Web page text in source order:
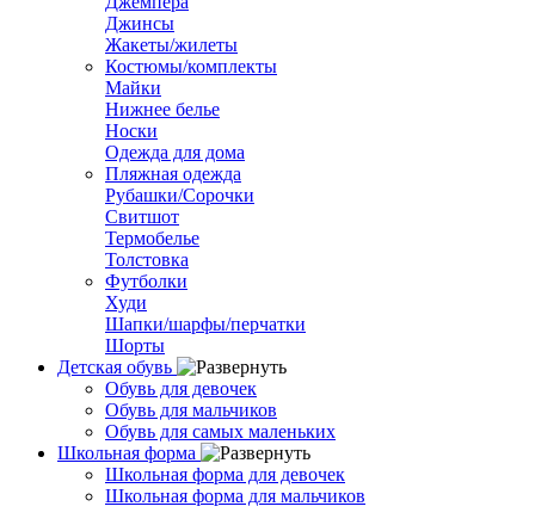
Джинсы
Жакеты/жилеты
Костюмы/комплекты
Майки
Нижнее белье
Носки
Одежда для дома
Пляжная одежда
Рубашки/Сорочки
Свитшот
Термобелье
Толстовка
Футболки
Худи
Шапки/шарфы/перчатки
Шорты
Детская обувь
Обувь для девочек
Обувь для мальчиков
Обувь для самых маленьких
Школьная форма
Школьная форма для девочек
Школьная форма для мальчиков